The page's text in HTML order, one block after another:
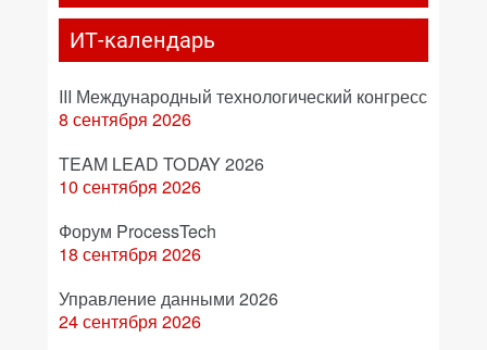
ИТ-календарь
III Международный технологический конгресс
8 сентября 2026
TEAM LEAD TODAY 2026
10 сентября 2026
Форум ProcessTech
18 сентября 2026
Управление данными 2026
24 сентября 2026